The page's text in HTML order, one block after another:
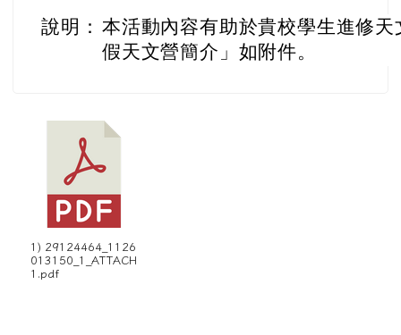
說明： 本活動內容有助於貴校學生進修
假天文營簡介」如附件。
1) 29124464_1126
013150_1_ATTACH
1.pdf